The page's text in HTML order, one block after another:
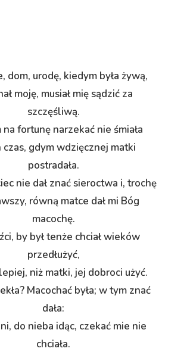
dom, urodę, kiedym była żywą,
moję, musiał mię sądzić za
szczęśliwą.
na fortunę narzekać nie śmiała
czas, gdym wdzięcznej matki
postradała.
nie dał znać sieroctwa i, trochę
równą matce dał mi Bóg
macochę.
by był tenże chciał wieków
przedłużyć,
niż matki, jej dobroci użyć.
Macochać była; w tym znać
dała:
do nieba idąc, czekać mie nie
chciała.